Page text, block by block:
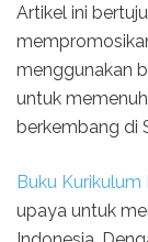
Artikel ini
menggunakan
untuk
berkembang di
Buku Kurikulum
upaya untuk